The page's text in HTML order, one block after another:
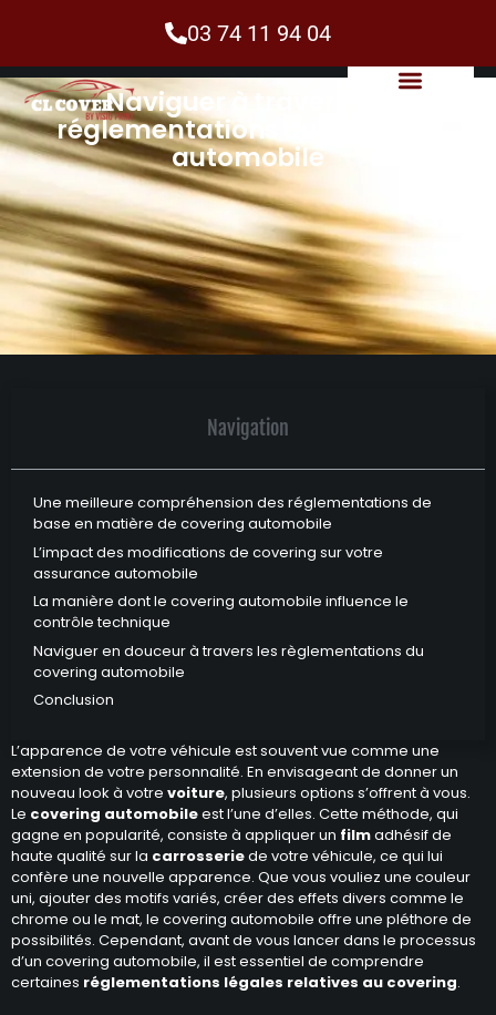
03 74 11 94 04
Naviguer à travers les
réglementations du covering
automobile
Navigation
Une meilleure compréhension des réglementations de
base en matière de covering automobile
L’impact des modifications de covering sur votre
assurance automobile
La manière dont le covering automobile influence le
contrôle technique
Naviguer en douceur à travers les règlementations du
covering automobile
Conclusion
L’apparence de votre véhicule est souvent vue comme une
extension de votre personnalité. En envisageant de donner un
nouveau look à votre voiture, plusieurs options s’offrent à vous.
Le covering automobileest l’une d’elles. Cette méthode, qui
gagne en popularité, consiste à appliquer un filmadhésif de
haute qualité sur la carrosseriede votre véhicule, ce qui lui
confère une nouvelle apparence. Que vous vouliez une couleur
uni, ajouter des motifs variés, créer des effets divers comme le
chrome ou le mat, le covering automobile offre une pléthore de
possibilités. Cependant, avant de vous lancer dans le processus
d’un covering automobile, il est essentiel de comprendre
certaines réglementations légales relatives au covering.